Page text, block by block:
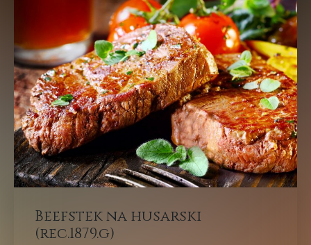
Beefstek na husarski
(rec.1879.g)